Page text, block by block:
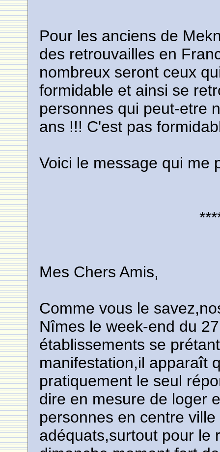
Pour les anciens de
des retrouvailles en
nombreux seront ceux
formidable et ainsi se
personnes qui peut-etre
ans !!! C'est pas
Voici le message qui me
Mes Chers Amis,
Comme vous le
Nîmes le week-end du
établissements se
manifestation,il apparaît
pratiquement le seul
dire en mesure de loger
personnes en centre
adéquats,surtout pour le